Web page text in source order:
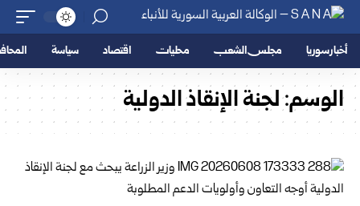
أخبار سوريا مجلس الشعب محليات اقتصاد سياسة
الوسم:لجنة الإنقاذ الدولية